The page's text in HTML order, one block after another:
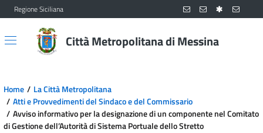
Vai al contenuto principale
Vai al menu principale
Regione Siciliana
Città Metropolitana di Messina
Home
La Città Metropolitana
Atti e Provvedimenti del Sindaco e del Commissario
Avviso informativo per la designazione di un componente nel Comitato
di Gestione dell’Autorità di Sistema Portuale dello Stretto